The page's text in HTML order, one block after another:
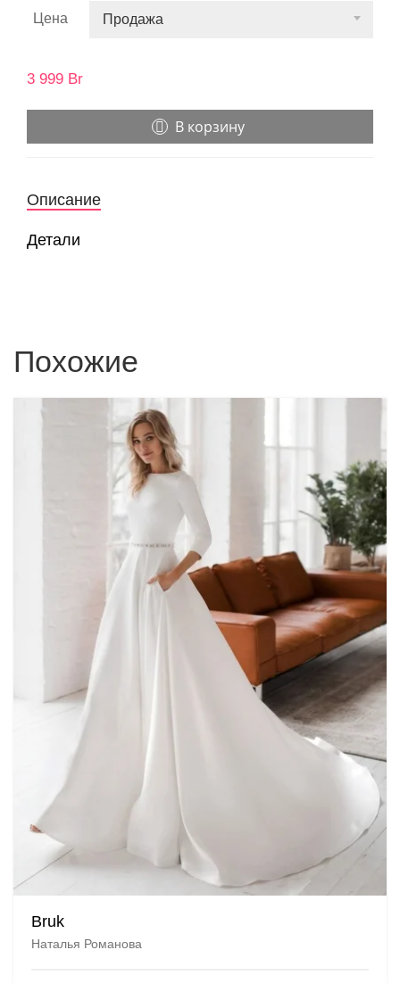
Цена Продажа
3 999 Br
В корзину
Описание
Детали
Похожие
Bruk
Наталья Романова